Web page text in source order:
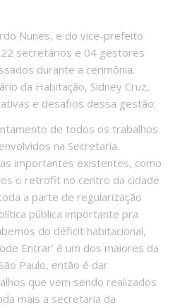
Nunes, e do vice-prefeito
secretários e 04 gestores
durante a cerimônia.
da Habitação, Sidney Cruz,
e desafios dessa gestão:
de todos os trabalhos
na Secretaria.
importantes existentes, como
o retrofitno centro da cidade
a parte de regularização
pública importante pra
do déficit habitacional,
Entrar’ é um dos maiores da
Paulo, então é dar
que vem sendo realizados
mais a secretaria da